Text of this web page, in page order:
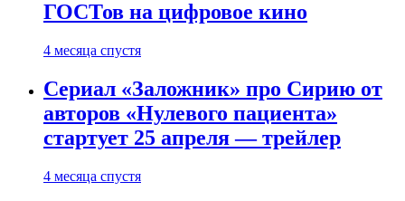
ГОСТов на цифровое кино
4 месяца спустя
Сериал «Заложник» про Сирию от
авторов «Нулевого пациента»
стартует 25 апреля — трейлер
4 месяца спустя